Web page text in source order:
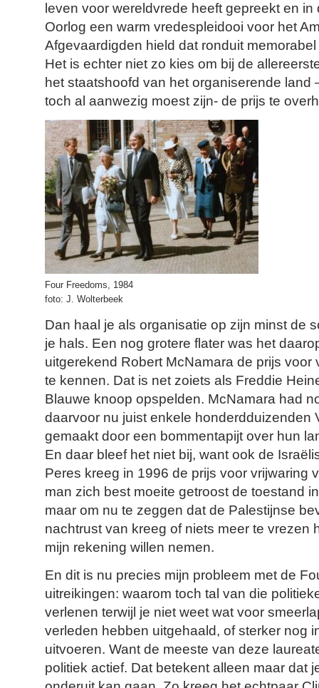
leven voor wereldvrede heeft gepreekt en
Oorlog een warm vredespleidooi voor het
Afgevaardigden hield dat ronduit
Het is echter niet zo kies om bij de
het staatshoofd van het organiserende land
toch al aanwezig moest zijn- de prijs te
Four Freedoms, 1984
foto: J. Wolterbeek
Dan haal je als organisatie op zijn minst de
je hals. Een nog grotere flater was het
uitgerekend Robert McNamara de prijs voor
te kennen. Dat is net zoiets als Freddie
Blauwe knoop opspelden. McNamara had
daarvoor nu juist enkele
gemaakt door een bommentapijt over hun
En daar bleef het niet bij, want ook de
Peres kreeg in 1996 de prijs voor vrijwaring
man zich best moeite getroost de toestand
maar om nu te zeggen dat de Palestijnse
nachtrust van kreeg of niets meer te vrezen
mijn rekening willen nemen.
En dit is nu precies mijn probleem met de
uitreikingen: waarom toch tal van die
verlenen terwijl je niet weet wat voor
verleden hebben uitgehaald, of sterker nog
uitvoeren. Want de meeste van deze
politiek actief. Dat betekent alleen maar dat